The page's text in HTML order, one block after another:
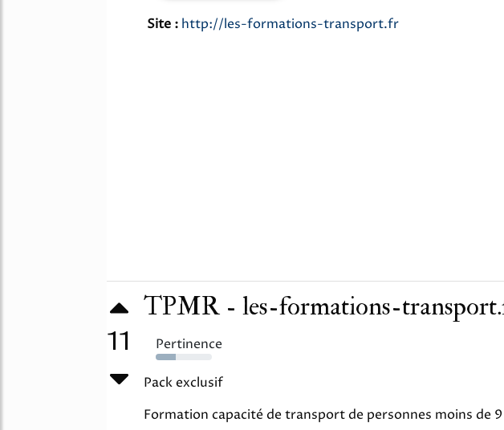
Site : http://les-formations-transport.fr
11
TPMR - les-formations-
Pertinence
36%
Pack exclusif
Formation capacité de transport de personnes moins de